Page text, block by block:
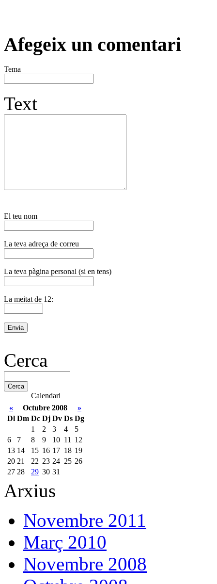
Afegeix un comentari
Tema
Text
El teu nom
La teva adreça de correu
La teva pàgina personal (si en tens)
La meitat de 12:
Cerca
Calendari
«
Octubre 2008
»
Dl Dm Dc Dj Dv Ds Dg
1
2 3 4
5
6
7 8 9 10 11
12
13 14 15 16 17 18 19
20 21 22 23 24 25 26
27 28 29 30 31
Arxius
Novembre 2011
Març 2010
Novembre 2008